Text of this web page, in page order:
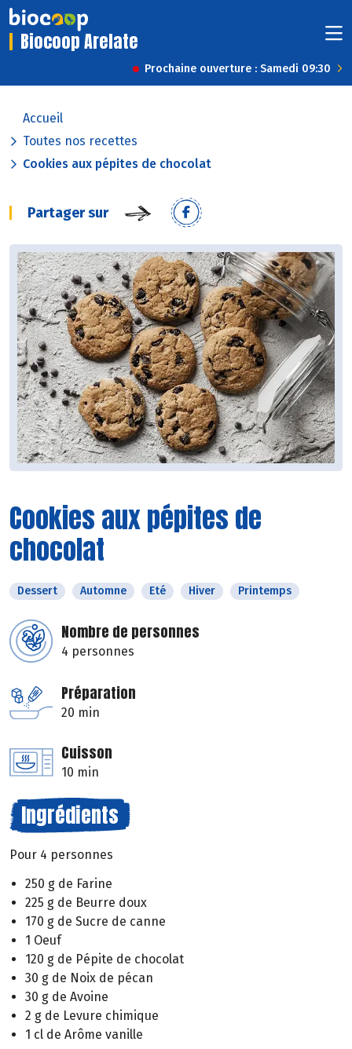
Biocoop Arelate
Prochaine ouverture : Samedi 09:30
Accueil
Toutes nos recettes
Cookies aux pépites de chocolat
Partager sur
Cookies aux pépites de
chocolat
Dessert Automne Eté Hiver Printemps
Nombre de personnes
4 personnes
Préparation
20 min
Cuisson
10 min
Ingrédients
Pour 4 personnes
250 g de Farine
225 g de Beurre doux
170 g de Sucre de canne
1 Oeuf
120 g de Pépite de chocolat
30 g de Noix de pécan
30 g de Avoine
2 g de Levure chimique
1 cl de Arôme vanille